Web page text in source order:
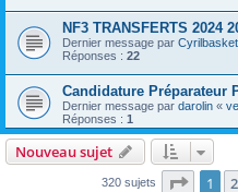
NF3 TRANSFERTS 2024
Dernier message par
Réponses : 22
Candidature Préparateur
Dernier message par darolin «
Réponses : 1
Nouveau sujet
320 sujets Page 1
1 2